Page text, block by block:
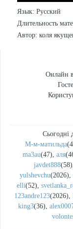
Язык: Русский
Длительность
Автор: коля
Онлайн
Сьогодні
М-м-матильда
ma3au(47), аля
javdet888(58)
yulshevchu(2026),
elli(52),
123andre123(2026),
king3(36),